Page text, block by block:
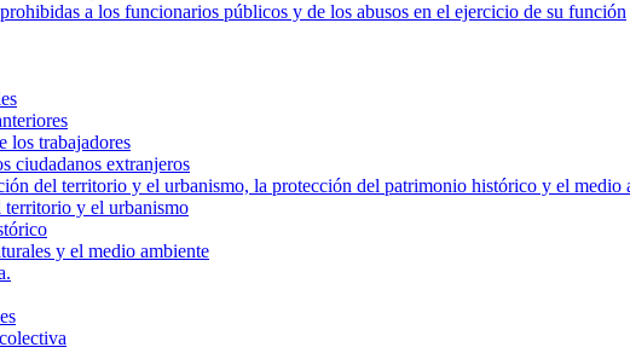
a los funcionarios públicos y de los abusos en el ejercicio de su función
los trabajadores
ciudadanos extranjeros
del territorio y el urbanismo, la protección del patrimonio histórico y el medio
territorio y el urbanismo
y el medio ambiente